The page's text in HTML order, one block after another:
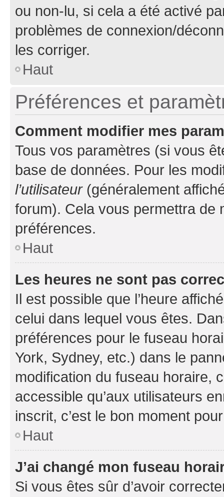
ou non-lu, si cela a été activé
problèmes de connexion/
les corriger.
Haut
Préférences et
Comment modifier mes
Tous vos paramètres (si vous
base de données. Pour les
l’utilisateur(généralement
forum). Cela vous permettra de
préférences.
Haut
Les heures ne sont pas
Il est possible que l’heure
celui dans lequel vous êtes.
préférences pour le fuseau
York, Sydney, etc.) dans le
modification du fuseau horaire,
accessible qu’aux utilisateurs
inscrit, c’est le bon moment
Haut
J’ai changé mon fuseau
Si vous êtes sûr d’avoir